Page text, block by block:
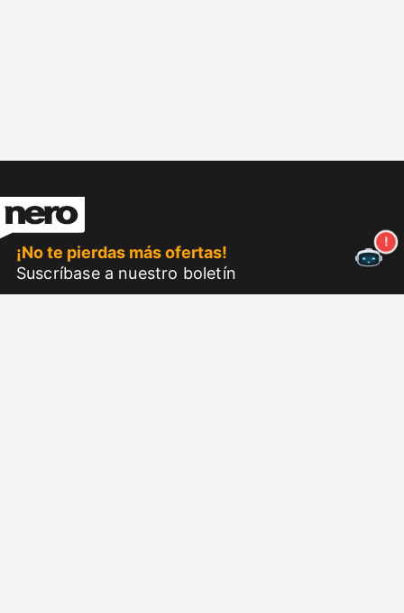
¡No te pierdas más ofertas!
Suscríbase a nuestro boletín